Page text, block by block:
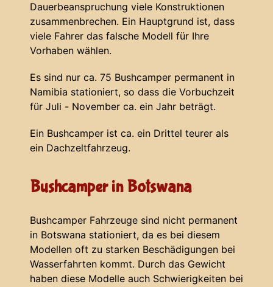
Dauerbeanspruchung viele Konstruktionen
zusammenbrechen. Ein Hauptgrund ist, dass
viele Fahrer das falsche Modell für Ihre
Vorhaben wählen.
Es sind nur ca. 75 Bushcamper permanent in
Namibia stationiert, so dass die Vorbuchzeit
für Juli - November ca. ein Jahr beträgt.
Ein Bushcamper ist ca. ein Drittel teurer als
ein Dachzeltfahrzeug.
Bushcamper in Botswana
Bushcamper Fahrzeuge sind nicht permanent
in Botswana stationiert, da es bei diesem
Modellen oft zu starken Beschädigungen bei
Wasserfahrten kommt. Durch das Gewicht
haben diese Modelle auch Schwierigkeiten bei